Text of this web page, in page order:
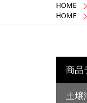
HOME
HOME
商品
土壌